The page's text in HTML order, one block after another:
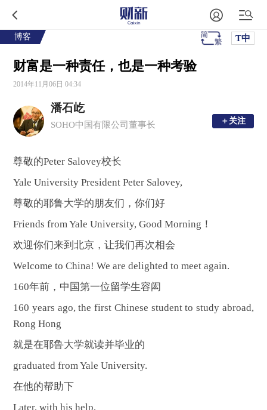
博客 T中
财富是一种责任，也是一种考验
2014年11月06日 04:34
潘石屹
SOHO中国有限公司董事长 ＋关注
＋关注
尊敬的Peter Salovey校长
Yale University President Peter Salovey,
尊敬的耶鲁大学的朋友们，你们好
Friends from Yale University, Good Morning！
欢迎你们来到北京，让我们再次相会
Welcome to China! We are delighted to meet again.
160年前，中国第一位留学生容闳
160 years ago, the first Chinese student to study abroad,
Rong Hong
就是在耶鲁大学就读并毕业的
graduated from Yale University.
在他的帮助下
Later, with his help,